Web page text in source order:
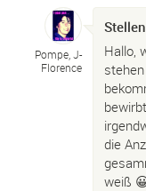
Pompe, J-
Florence
Hallo,
die
weiß